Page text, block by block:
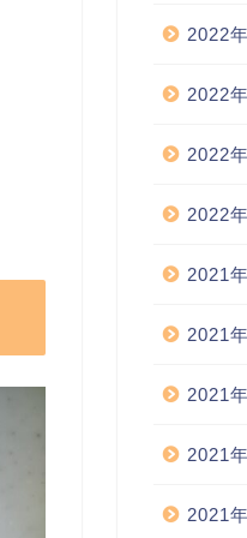
2022
2022
2022
2022
2021
2021
2021
2021
2021